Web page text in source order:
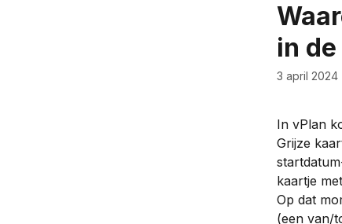
in
3 april 2024
In vPlan
Grijze
kaartje
Op dat
(een van/